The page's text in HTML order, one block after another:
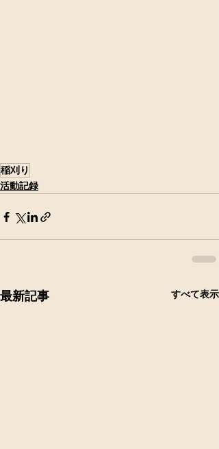
稲刈り
活動記録
最新記事 すべて表示